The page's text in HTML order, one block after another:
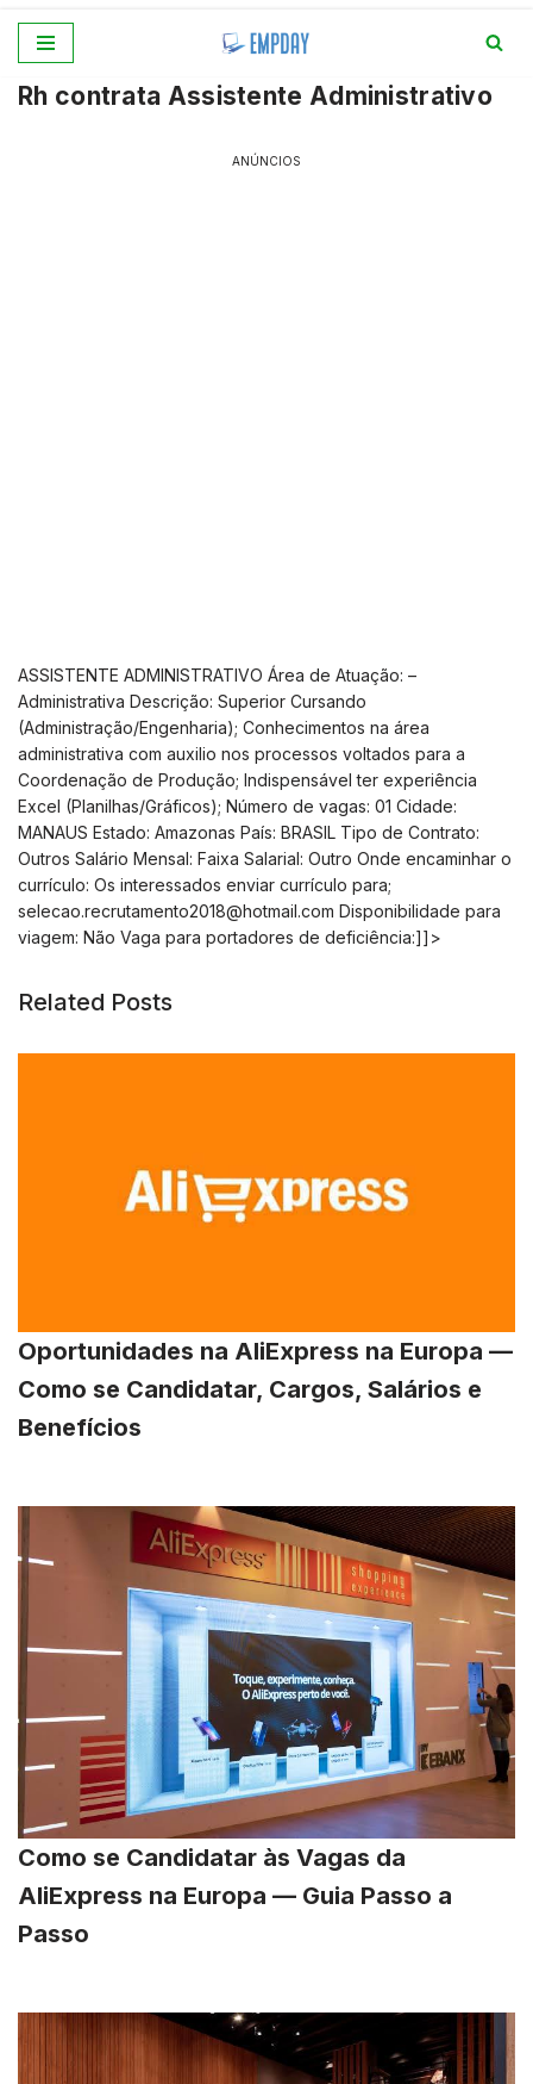
para
Rh contrata Assistente Administrativo
ANÚNCIOS
ASSISTENTE ADMINISTRATIVO Área de Atuação: –
Administrativa Descrição: Superior Cursando
(Administração/Engenharia); Conhecimentos na área
administrativa com auxilio nos processos voltados para a
Coordenação de Produção; Indispensável ter experiência
Excel (Planilhas/Gráficos); Número de vagas: 01 Cidade:
MANAUS Estado: Amazonas País: BRASIL Tipo de Contrato:
Outros Salário Mensal: Faixa Salarial: Outro Onde encaminhar o
currículo: Os interessados enviar currículo para;
selecao.recrutamento2018@hotmail.com Disponibilidade para
viagem: Não Vaga para portadores de deficiência:]]>
Related Posts
Oportunidades na AliExpress na Europa —
Como se Candidatar, Cargos, Salários e
Benefícios
Como se Candidatar às Vagas da
AliExpress na Europa — Guia Passo a
Passo